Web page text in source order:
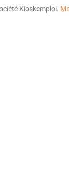
Kioskemploi.